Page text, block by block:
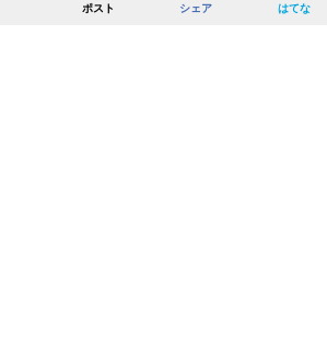
ポスト シェア はてな